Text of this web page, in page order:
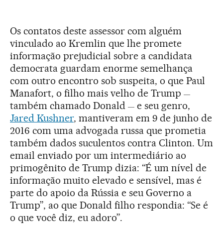
Os contatos deste assessor com alguém
vinculado ao Kremlin que lhe promete
informação prejudicial sobre a candidata
democrata guardam enorme semelhança
com outro encontro sob suspeita, o que Paul
Manafort, o filho mais velho de Trump —
também chamado Donald — e seu genro,
Jared Kushner, mantiveram em 9 de junho de
2016 com uma advogada russa que prometia
também dados suculentos contra Clinton. Um
email enviado por um intermediário ao
primogênito de Trump dizia: “É um nível de
informação muito elevado e sensível, mas é
parte do apoio da Rússia e seu Governo a
Trump”, ao que Donald filho respondia: “Se é
o que você diz, eu adoro”.